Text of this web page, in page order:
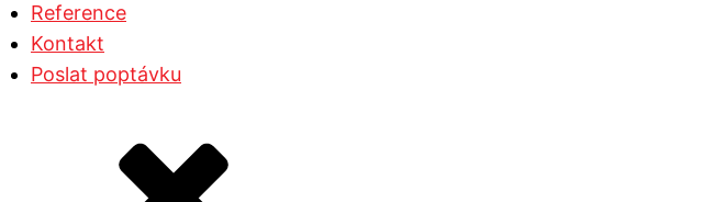
Reference
Kontakt
Poslat poptávku